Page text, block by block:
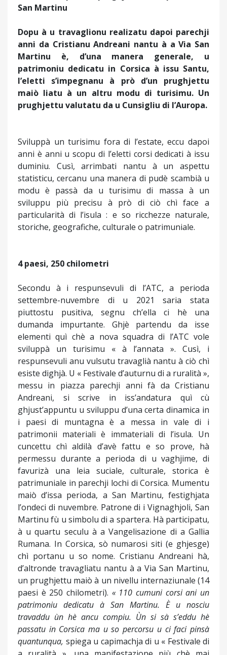
San Martinu
Dopu à u travaglionu realizatu dapoi parechji
anni da Cristianu Andreani nantu à a Via San
Martinu è, d’una manera generale, u
patrimoniu dedicatu in Corsica à issu Santu,
l’eletti s’impegnanu à prò d’un prughjettu
maiò liatu à un altru modu di turisimu. Un
prughjettu valutatu da u Cunsigliu di l’Auropa.
Sviluppà un turisimu fora di l’estate, eccu dapoi
anni è anni u scopu di l’eletti corsi dedicati à issu
duminiu. Cusì, arrimbati nantu à un aspettu
statisticu, cercanu una manera di pudè scambià u
modu è passà da u turisimu di massa à un
sviluppu più precisu à prò di ciò chì face a
particularità di l’isula : e so ricchezze naturale,
storiche, geografiche, culturale o patrimuniale.
4 paesi, 250 chilometri
Secondu à i respunsevuli di l’ATC, a perioda
settembre-nuvembre di u 2021 saria stata
piuttostu pusitiva, segnu ch’ella ci hè una
dumanda impurtante. Ghjè partendu da isse
elementi quì chè a nova squadra di l’ATC vole
sviluppà un turisimu « à l’annata ». Cusì, i
respunsevuli anu vulsutu travaglià nantu à ciò chì
esiste dighjà. U « Festivale d’auturnu di a ruralità »,
messu in piazza parechji anni fà da Cristianu
Andreani, si scrive in iss’andatura quì cù
ghjust’appuntu u sviluppu d’una certa dinamica in
i paesi di muntagna è a messa in vale di i
patrimonii materiali è immateriali di l’isula. Un
cuncettu chì aldilà d’avè fattu e so prove, hà
permessu durante a perioda di u vaghjime, di
favurizà una leia suciale, culturale, storica è
patrimuniale in parechji lochi di Corsica. Mumentu
maiò d’issa perioda, a San Martinu, festighjata
l’ondeci di nuvembre. Patrone di i Vignaghjoli, San
Martinu fù u simbolu di a spartera. Hà participatu,
à u quartu seculu à a Vangelisazione di a Gallia
Rumana. In Corsica, sò numarosi siti (e ghjesge)
chì portanu u so nome. Cristianu Andreani hà,
d’altronde travagliatu nantu à a Via San Martinu,
un prughjettu maiò à un nivellu internaziunale (14
paesi è 250 chilometri). « 110 cumuni corsi ani un
patrimoniu dedicatu à San Martinu. È u nosciu
travaddu ùn hè ancu compiu. Ùn si sà s’eddu hè
passatu in Corsica ma u so percorsu u ci faci pinsà
quantunqua, spiega u capimachja di u « Festivale di